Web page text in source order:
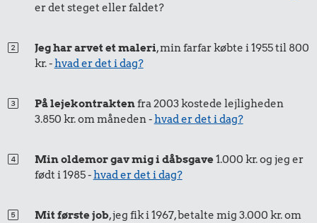
4,27 kr.
Husholdningssprit
1,90 kr.
5,70 kr.
er det steget eller faldet?
Jeg har arvet et maleri, min farfar købte i 1955 til 800
kr. -hvad er det i dag?
På lejekontraktenfra 2003 kostede lejligheden
3.850 kr. om måneden -hvad er det i dag?
Min oldemor gav mig i dåbsgave1.000 kr. og jeg er
født i 1985 -hvad er det i dag?
Mit første job, jeg fik i 1967, betalte mig 3.000 kr. om